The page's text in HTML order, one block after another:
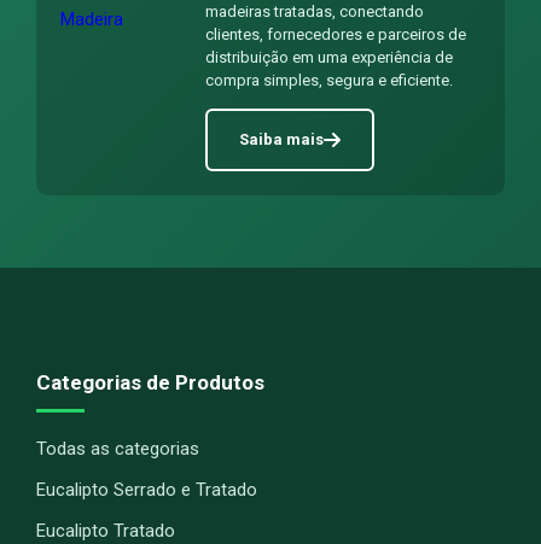
madeiras tratadas, conectando
clientes, fornecedores e parceiros de
distribuição em uma experiência de
compra simples, segura e eficiente.
Saiba mais
Categorias de Produtos
Todas as categorias
Eucalipto Serrado e Tratado
Eucalipto Tratado